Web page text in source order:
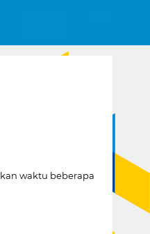
waktu beberapa